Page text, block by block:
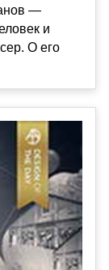
—
и
О его